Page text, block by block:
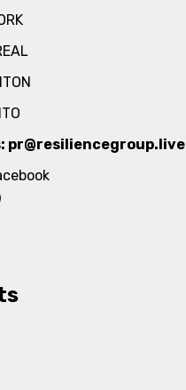
pr@resiliencegroup.live